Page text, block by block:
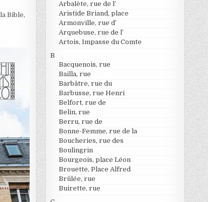
Bible,
Arbalète, rue de l’
Aristide Briand, place
Armonville, rue d’
Arquebuse, rue de l’
Artois, Impasse du Comte
B
Bacquenois, rue
Bailla, rue
Barbâtre, rue du
Barbusse, rue Henri
Belfort, rue de
Belin, rue
Berru, rue de
Bonne-Femme, rue de la
Boucheries, rue des
Boulingrin
Bourgeois, place Léon
Brouette, Place Alfred
Brûlée, rue
Buirette, rue